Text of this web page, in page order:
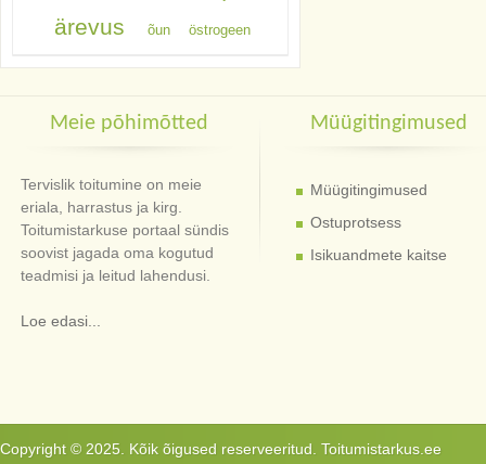
ärevus õun östrogeen
Meie põhimõtted
Tervislik toitumine on meie
eriala, harrastus ja kirg.
Toitumistarkuse portaal sündis
soovist jagada oma kogutud
teadmisi ja leitud lahendusi.
Loe edasi...
Müügitingimused
Müügitingimused
Ostuprotsess
Isikuandmete kaitse
Copyright © 2025. Kõik õigused reserveeritud. Toitumistarkus.ee